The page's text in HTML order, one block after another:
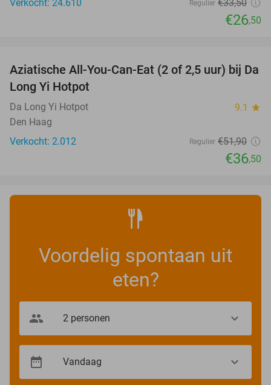
Verkocht: 24.610 Regulier €33,50
€26,50
30%
Aziatische All-You-Can-Eat (2 of 2,5 uur) bij Da
Long Yi Hotpot
Da Long Yi Hotpot 9.1 star
Den Haag
Verkocht: 2.012
Regulier €51,90
€36,50
Voordelig spontaan uit
eten?